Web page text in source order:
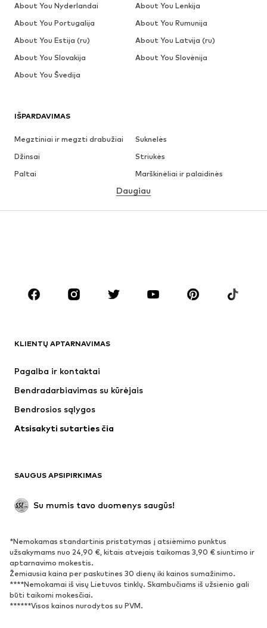
IŠPARDAVIMAS
Megztiniai ir megzti drabužiai
Suknelės
Džinsai
Striukės
Paltai
Marškinėliai ir palaidinės
Apatiniai
Aksesuarai
Premium
Naujienos
Marškinėliai ir palaidinės
Striukės
Megztiniai ir megzti drabužiai
Apatiniai
Paltai
Proginiai
Išskirtiniai
BATAI
Naujienos
Sportbačiai
Aulinukai
Batai su kulniukais
Auliniai batai
Daugiau
KLIENTŲ APTARNAVIMAS
Pagalba ir kontaktai
Bendradarbiavimas su kūrėjais
Bendrosios sąlygos
Atsisakyti sutarties čia
SAUGUS APSIPIRKIMAS
Su mumis tavo duomenys saugūs!
*Nemokamas standartinis pristatymas į atsiėmimo punktus
užsakymams nuo 24,90 €, kitais atvejais taikomas 3,90 € siuntimo ir
aptarnavimo mokestis.
Žemiausia kaina per paskutines 30 dienų iki kainos sumažinimo.
****Nemokamai iš visų Lietuvos tinklų. Skambučiams iš užsienio gali
būti taikomi mokesčiai.
******Visos kainos nurodytos su PVM.
About You Nyderlandai
About You Lenkija
About You Portugalija
About You Rumunija
About You Estija (ru)
About You Latvija (ru)
About You Slovakija
About You Slovėnija
About You Švedija